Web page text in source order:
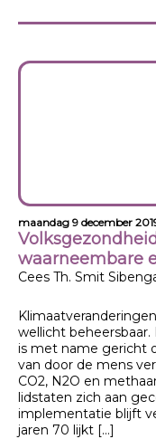
maandag 9 december
waarneembare
Cees Th. Smit
wellicht beheersbaar.
is met name gericht
van door de mens
CO2, N2O en
lidstaten zich aan
implementatie blijft
jaren 70 lijkt […]